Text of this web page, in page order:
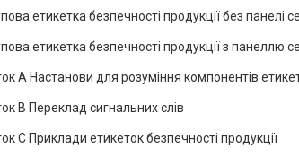
етикетка безпечності продукції без панелі
етикетка безпечності продукції з панеллю
А Настанови для розуміння компонентів
В Переклад сигнальних слів
С Приклади етикеток безпечності продукції